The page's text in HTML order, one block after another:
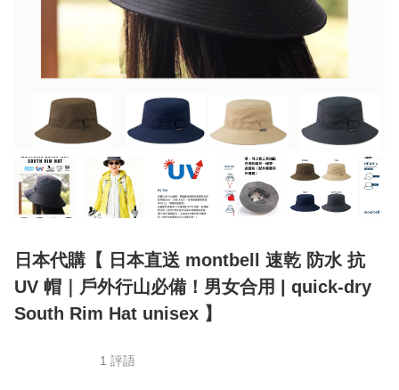
日本代購【 日本直送 montbell 速乾 防水 抗
UV 帽｜戶外行山必備！男女合用 | quick-dry
South Rim Hat unisex 】
1 評語